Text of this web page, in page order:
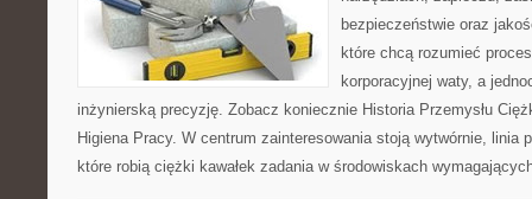
bezpieczeństwie oraz
które chcą rozumieć
korporacyjnej waty, a
inżynierską precyzję. Zobacz koniecznie Historia Przemysłu
Higiena Pracy. W centrum zainteresowania stoją wytwórnie, linia
które robią ciężki kawałek zadania w środowiskach